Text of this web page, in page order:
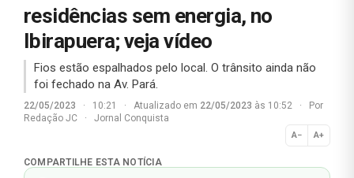
residências sem energia, no
Ibirapuera; veja vídeo
Fios estão espalhados pelo local. O trânsito ainda não
foi fechado na Av. Pará.
22/05/2023 · 10:21 · Atualizado em 22/05/2023 às 10:52 ·
Por
Redação JC
· Jornal Conquista
A− A+
Normal
COMPARTILHE ESTA NOTÍCIA